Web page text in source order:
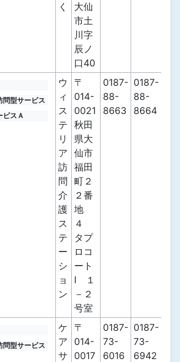
く
大仙
市土
川字
辰ノ
口40
型サービス
ビスＡ
ウ
ィ
ス
テ
リ
ア
訪
問
介
護
ス
テ
ー
シ
ョ
ン
〒
014-
0021
秋田
県大
仙市
福田
町２
２番
地
４
タプ
ロコ
ート
Ⅰ １
－２
号室
0187-
88-
8663
0187-
88-
8664
型サービス
ケ
ア
サ
〒
014-
0017
0187-
73-
6016
0187-
73-
6942